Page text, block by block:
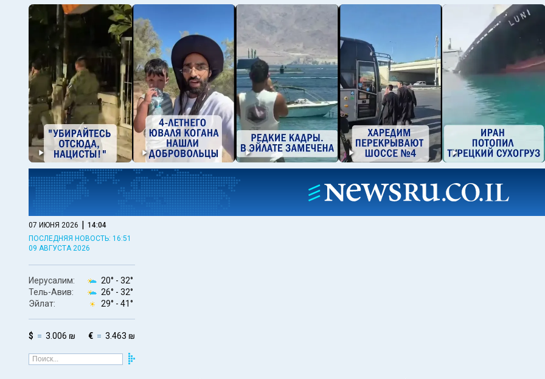
07 ИЮНЯ 2026 | 14:04
ПОСЛЕДНЯЯ НОВОСТЬ: 16:51
09 АВГУСТА 2026
Иерусалим: 20° - 32°
Тель-Авив:
26° - 32°
Эйлат:
29° - 41°
$ 3.006 ₪ € 3.463 ₪